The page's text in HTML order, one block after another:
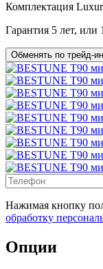
Комплектация
Гарантия 5 лет, или
Обменять по трейд-ин
Нажимая кнопку
обработку
Опции